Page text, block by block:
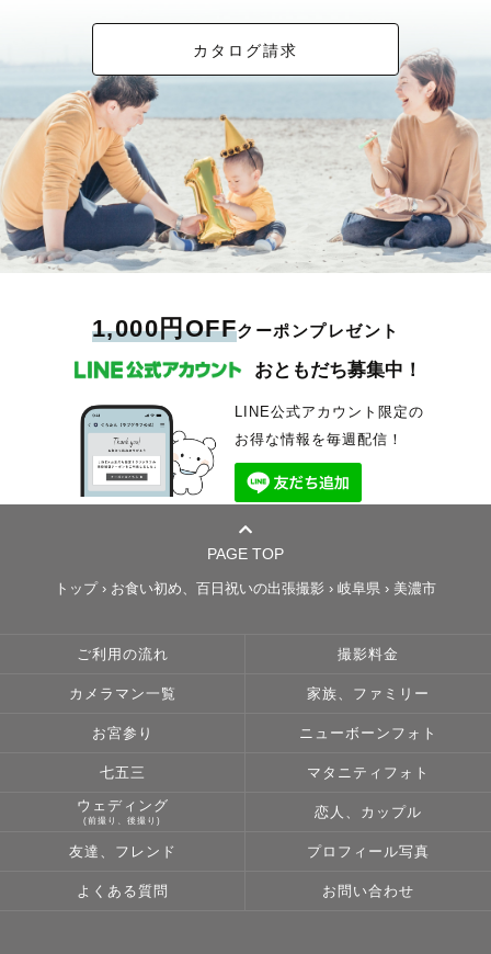
カタログ請求
1,000円OFFクーポンプレゼント
おともだち募集中！
LINE公式アカウント限定の
お得な情報を毎週配信！
PAGE TOP
トップ › お食い初め、百日祝いの出張撮影 › 岐阜県 › 美濃市
ご利用の流れ 撮影料金
カメラマン一覧 家族、ファミリー
お宮参り ニューボーンフォト
七五三 マタニティフォト
ウェディング
(前撮り、後撮り)
恋人、カップル
友達、フレンド プロフィール写真
よくある質問 お問い合わせ